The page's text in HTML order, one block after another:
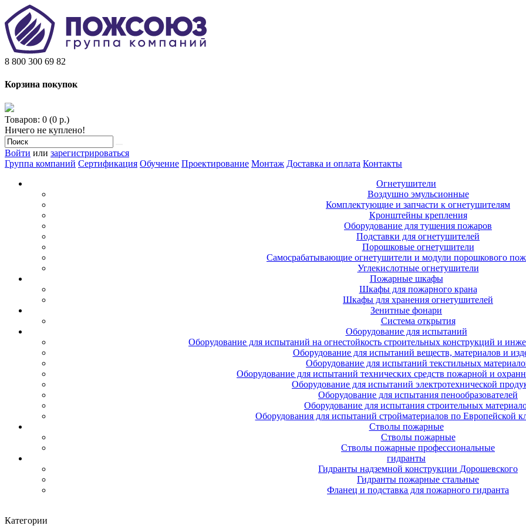
8 800 300 69 82
Корзина покупок
Товаров: 0 (0 р.)
Ничего не куплено!
Войти или зарегистрироваться
Группа компаний Сертификация Обучение Проектирование Монтаж Доставка и оплата Контакты
Огнетушители
Воздушно эмульсионные
Комплектующие и запчасти к огнетушителям
Кронштейны крепления
Оборудование для тушения пожаров
Подставки для огнетушителей
Порошковые огнетушители
Самосрабатывающие огнетушители и модули порошкового
Углекислотные огнетушители
Пожарные шкафы
Шкафы для пожарного крана
Шкафы для хранения огнетушителей
Зенитные фонари
Система открытия
Оборудование для испытаний
Оборудование для испытаний на огнестойкость строительных конструкций и
Оборудование для испытаний веществ, материалов и
Оборудование для испытаний текстильных
Оборудование для испытаний технических средств пожарной и
Оборудование для испытаний электротехнической
Оборудование для испытания пенообразователей
Оборудование для испытания строительных
Оборудования для испытаний стройматериалов по Европейской
Стволы пожарные
Стволы пожарные
Стволы пожарные профессиональные
гидранты
Гидранты надземной конструкции Дорошевского
Гидранты пожарные стальные
Фланец и подставка для пожарного гидранта
Категории